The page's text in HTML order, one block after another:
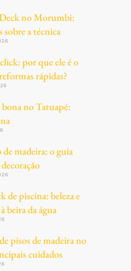
no Morumbi:
sobre a técnica
por que ele é o
rápidas?
no Tatuapé:
madeira: o guia
de piscina: beleza e
beira da água
pisos de madeira no
cuidados